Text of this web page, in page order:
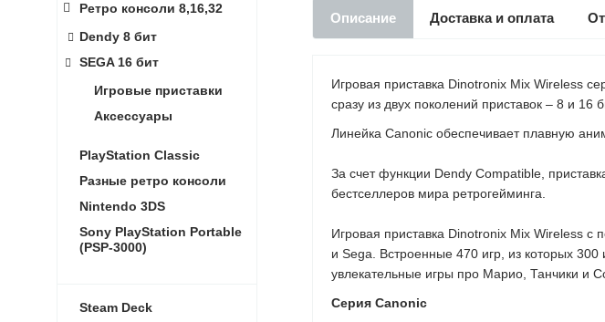
Описание Доставка и оплата
Игровая приставка Dinotronix Mix Wireless
сразу из двух поколений приставок – 8 и 16
Линейка Canonic обеспечивает плавную
За счет функции Dendy Compatible,
бестселлеров мира ретрогейминга.
Игровая приставка Dinotronix Mix Wireless с
и Sega. Встроенные 470 игр, из которых 300
увлекательные игры про Марио, Танчики и
Серия Canonic
Ретро консоли 8,16,32
Dendy 8 бит
SEGA 16 бит
Игровые приставки
Аксессуары
PlayStation Classic
Разные ретро консоли
Nintendo 3DS
Sony PlayStation Portable
(PSP-3000)
Steam Deck